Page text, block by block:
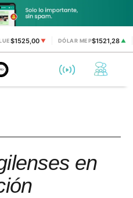
$1525,00 ▼ DÓLAR MEP$1521,28▲
en